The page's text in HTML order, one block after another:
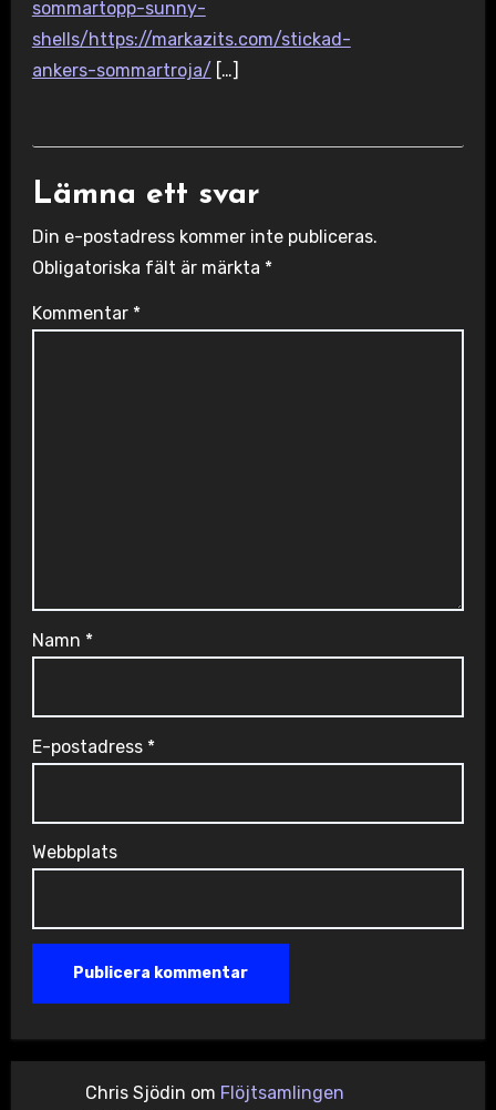
sommartopp-sunny-
shells/https://markazits.com/stickad-
ankers-sommartroja/ […]
Lämna ett svar
Din e-postadress kommer inte publiceras.
Obligatoriska fält är märkta *
Kommentar *
Namn *
E-postadress *
Webbplats
Chris Sjödin om Flöjtsamlingen